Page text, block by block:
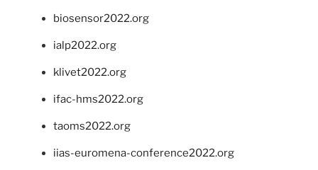
biosensor2022.org
ialp2022.org
klivet2022.org
ifac-hms2022.org
taoms2022.org
iias-euromena-conference2022.org